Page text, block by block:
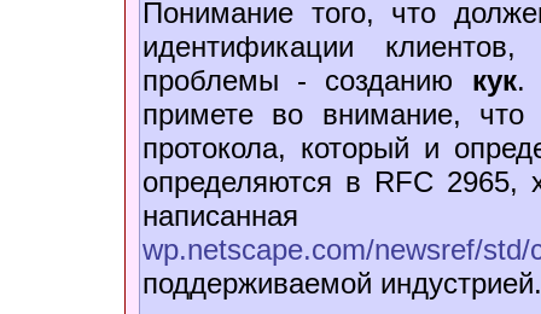
Понимание того, что
идентификации
проблемы - созданию кук.
примете во внимание,
протокола, который и
определяются в RFC 2965,
wp.netscape.com/newsref/std/
поддерживаемой индустрией.